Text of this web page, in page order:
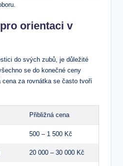
orientaci v
do svých zubů, je důležité
se do konečné ceny
cena za rovnátka se často tvoří
Přibližná cena
500 – 1 500 Kč
20 000 – 30 000 Kč